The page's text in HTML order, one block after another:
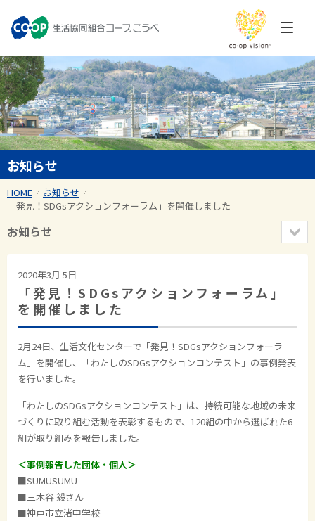
お知らせ
HOME
お知らせ
「発見！SDGsアクションフォーラム」を開催しました
お知らせ
2020年3月 5日
「発見！SDGsアクションフォーラム」
を開催しました
2月24日、生活文化センターで「発見！SDGsアクションフォーラ
ム」を開催し、「わたしのSDGsアクションコンテスト」の事例発表
を行いました。
「わたしのSDGsアクションコンテスト」は、持続可能な地域の未来
づくりに取り組む活動を表彰するもので、120組の中から選ばれた6
組が取り組みを報告しました。
＜事例報告した団体・個人＞
■SUMUSUMU
■三木谷 毅さん
■神戸市立渚中学校